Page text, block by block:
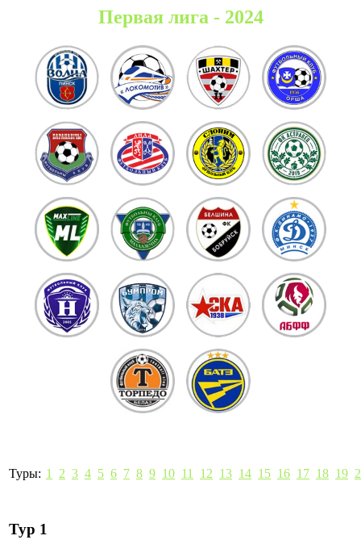
Первая лига - 2024
Туры: 1 2 3 4 5 6 7 8 9 10 11 12 13 14 15 16 17 18 19
Тур 1